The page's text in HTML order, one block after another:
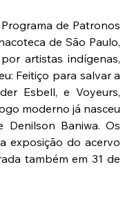
de Patronos
de São Paulo,
artistas indígenas,
Feitiço para salvar a
Esbell, e Voyeurs,
moderno já nasceu
Denilson Baniwa. Os
exposição do acervo
também em 31 de